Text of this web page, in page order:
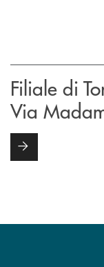
Filiale di
Via